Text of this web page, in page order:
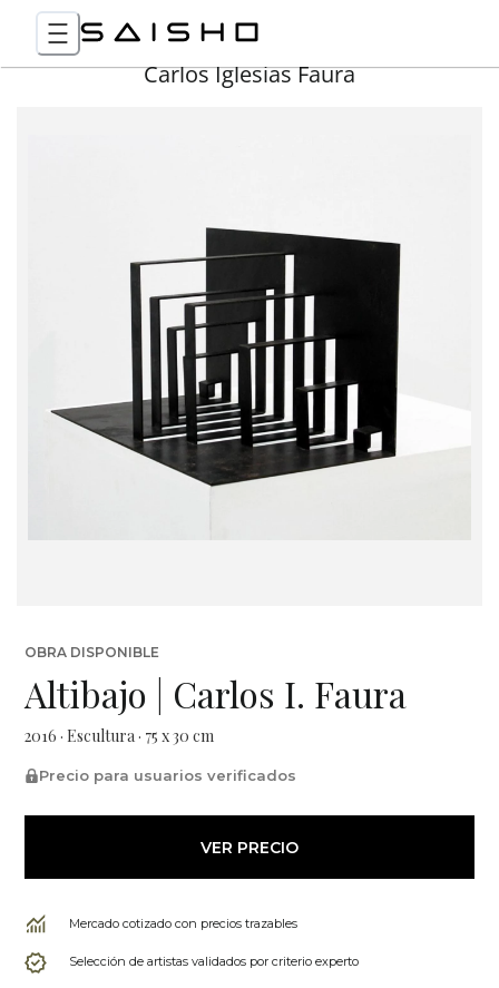
Carlos Iglesias Faura
OBRA DISPONIBLE
Altibajo | Carlos I. Faura
2016 · Escultura · 75 x 30 cm
Precio para usuarios verificados
VER PRECIO
Mercado cotizado con precios trazables
Selección de artistas validados por criterio experto